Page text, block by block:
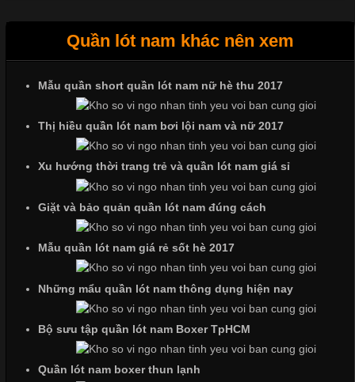
Những Mẫu Áo Thun Đồng Phục Công Ty Được Ưa
Chuộng Hiện Nay
Trong môi trường kinh doanh hiện đại, việc xây dựng hình ảnh
chuyên nghiệp đóng vai trò quan trọng đối với sự phát triển của
doanh nghiệp. Một trong những giải pháp hiệu quả được nhiều
đơn vị lựa chọn hiện nay là sử dụng áo thun đồng phục công ty.
Không chỉ giúp tạo sự đồng bộ, áo thun
Chất Liệu Lycra Có Gì Đặc Biệt Trong Ngành Thời Trang?
Cập nhật 2026-05-27 17:03:46
Quần lót nam khác nên xem
Mẫu quần short quần lót nam nữ hè thu 2017
Thị hiều quần lót nam bơi lội nam và nữ 2017
Xu hướng thời trang trẻ và quần lót nam giá sỉ
Giặt và bảo quản quần lót nam đúng cách
Mẫu quần lót nam giá rẻ sốt hè 2017
Những mẩu quần lót nam thông dụng hiện nay
Bộ sưu tập quần lót nam Boxer TpHCM
Quần lót nam boxer thun lạnh